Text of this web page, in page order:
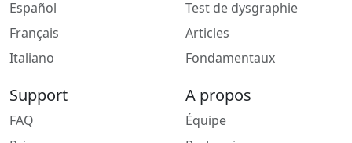
Español
Français
Italiano
Test de dysgraphie
Articles
Fondamentaux
Support
FAQ
A propos
Équipe